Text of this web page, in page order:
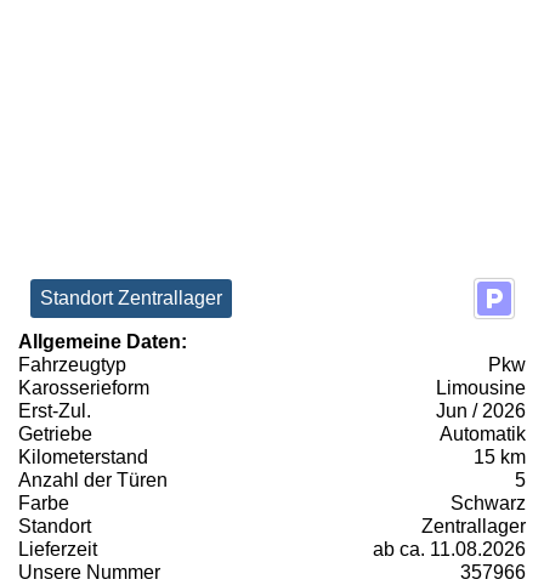
Standort Zentrallager
Allgemeine Daten:
Fahrzeugtyp
Pkw
Karosserieform
Limousine
Erst-Zul.
Jun / 2026
Getriebe
Automatik
Kilometerstand
15 km
Anzahl der Türen
5
Farbe
Schwarz
Standort
Zentrallager
Lieferzeit
ab ca. 11.08.2026
Unsere Nummer
357966